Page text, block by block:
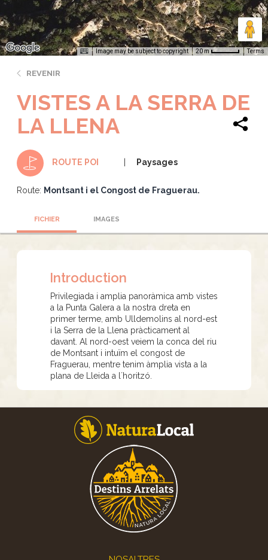
Image may be subject to copyright 20 m Terms
REVENIR
VISTES A LA SERRA DE
LA LLENA
ROUTE POI Paysages
Route: Montsant i el Congost de Fraguerau.
FICHIER IMAGES
Introduction
Privilegiada i amplia panoràmica amb vistes
a la Punta Galera a la nostra dreta en
primer terme, amb Ulldemolins al nord-est
i la Serra de la Llena pràcticament al
davant. Al nord-oest veiem la conca del riu
de Montsant i intuïm el congost de
Fraguerau, mentre tenim àmplia vista a la
plana de Lleida a l´horitzó.